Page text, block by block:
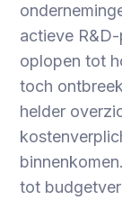
actieve
oplopen tot
toch
helder
tot